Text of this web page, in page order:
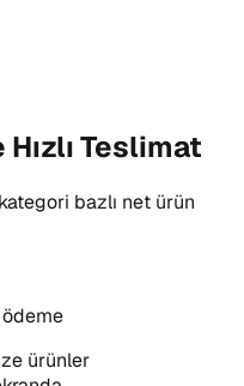
Teslimat
bazlı net ürün
ürünler